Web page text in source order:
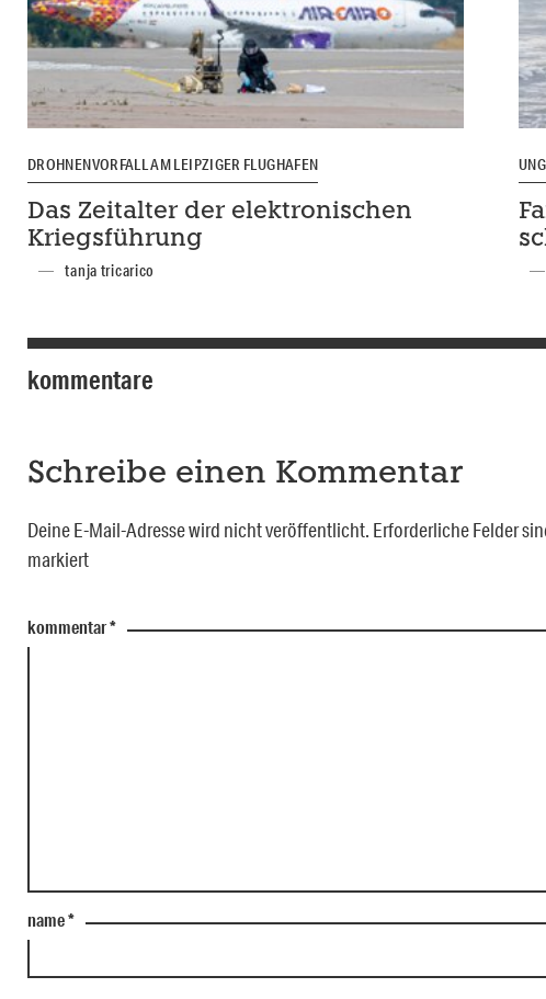
DROHNENVORFALL AM LEIPZIGER FLUGHAFEN
Das Zeitalter der elektronischen
Kriegsführung
tanja tricarico
kommentare
Schreibe einen Kommentar
Deine E-Mail-Adresse wird nicht veröffentlicht. Erforderliche Felder
markiert
kommentar*
name*